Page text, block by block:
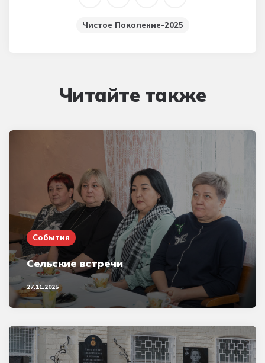
Чистое Поколение-2025
Читайте также
События
Сельские встречи
27.11.2025